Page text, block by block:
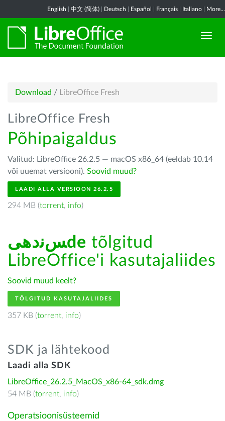
English 中文 (简体) Deutsch Español Français Italiano More...
Download / LibreOffice Fresh
LibreOffice Fresh
Põhipaigaldus
Valitud: LibreOffice 26.2.5 — macOS x86_64 (eeldab 10.14
või uuemat versiooni). Soovid muud?
LAADI ALLA VERSIOON 26.2.5
294 MB (torrent, info)
ﺲﻧﺩھیde tõlgitud
LibreOffice'i kasutajaliides
Soovid muud keelt?
TÕLGITUD KASUTAJALIIDES
357 KB (torrent, info)
SDK ja lähtekood
Laadi alla SDK
LibreOffice_26.2.5_MacOS_x86-64_sdk.dmg
54 MB (torrent, info)
Operatsioonisüsteemid